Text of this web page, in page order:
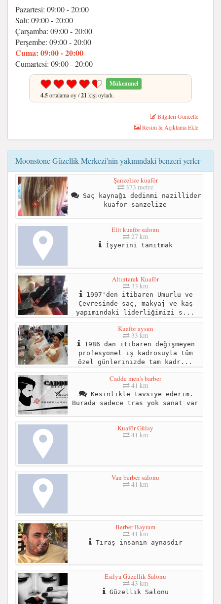
Pazartesi: 09:00 - 20:00
Salı: 09:00 - 20:00
Çarşamba: 09:00 - 20:00
Perşembe: 09:00 - 20:00
Cuma: 09:00 - 20:00
Cumartesi: 09:00 - 20:00
Mükemmel
4.5ortalama oy /21 kişi oyladı.
Bilgileri Güncelle
Resim & Açıklama Ekle
Moonstone Güzellik Merkezi'nin yakınındaki benzeri yerler
Şanzelize kuaför
373 metre
Saç kaynağı dedinmi nazillider
kuafor sanzelize
Elit kuaför salonu
27 km
İşyerini tanıtmak
Altıntarak Kuaför
33 km
1997'den itibaren Umurlu ve
Çevresinde saç, makyaj ve kaş
yapımındaki liderliğimizi s...
Kuaför aysun
33 km
1986 dan itibaren değişmeyen
profesyonel iş kadrosuyla tüm
özel günlerinizde tam kadr...
Cadde men's barber
41 km
Kesinlikle tavsiye ederim.
Burada sadece tras yok sanat var
Kuaför Gülay
41 km
Van berber salonu
41 km
Berber Bayram
41 km
Tıraş insanın aynasdır
Esilya Güzellik Salonu
43 km
Güzellik Salonu